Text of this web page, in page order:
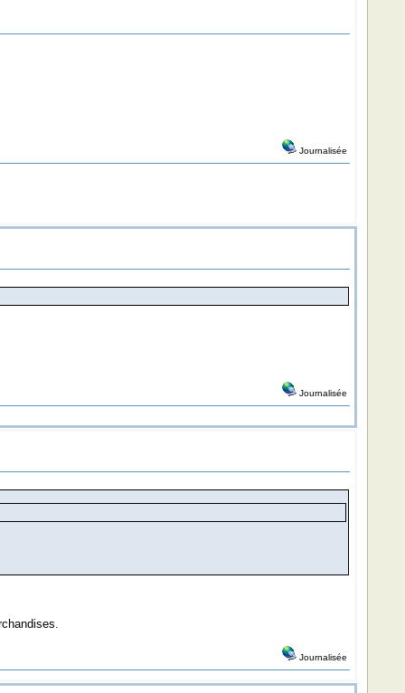
Journalisée
Journalisée
Journalisée